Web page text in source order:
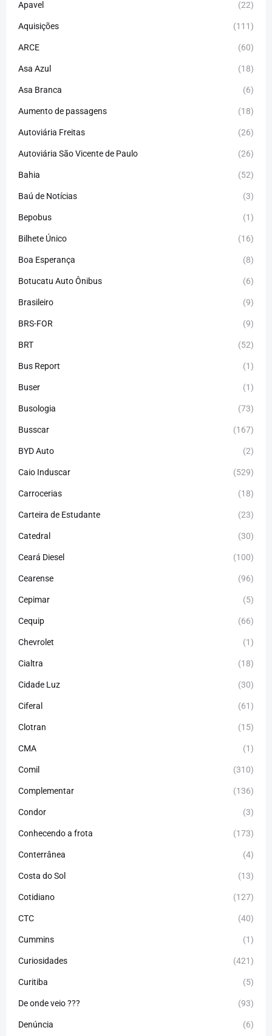
Apavel (22)
Aquisições (111)
ARCE (60)
Asa Azul (18)
Asa Branca (6)
Aumento de passagens (18)
Autoviária Freitas (26)
Autoviária São Vicente de Paulo (26)
Bahia (52)
Baú de Notícias (3)
Bepobus (1)
Bilhete Único (16)
Boa Esperança (8)
Botucatu Auto Ônibus (6)
Brasileiro (9)
BRS-FOR (9)
BRT (52)
Bus Report (1)
Buser (1)
Busologia (73)
Busscar (167)
BYD Auto (2)
Caio Induscar (529)
Carrocerias (18)
Carteira de Estudante (23)
Catedral (30)
Ceará Diesel (100)
Cearense (96)
Cepimar (5)
Cequip (66)
Chevrolet (1)
Cialtra (18)
Cidade Luz (30)
Ciferal (61)
Clotran (15)
CMA (1)
Comil (310)
Complementar (136)
Condor (3)
Conhecendo a frota (173)
Conterrânea (4)
Costa do Sol (13)
Cotidiano (127)
CTC (40)
Cummins (1)
Curiosidades (421)
Curitiba (5)
De onde veio ??? (93)
Denúncia (6)